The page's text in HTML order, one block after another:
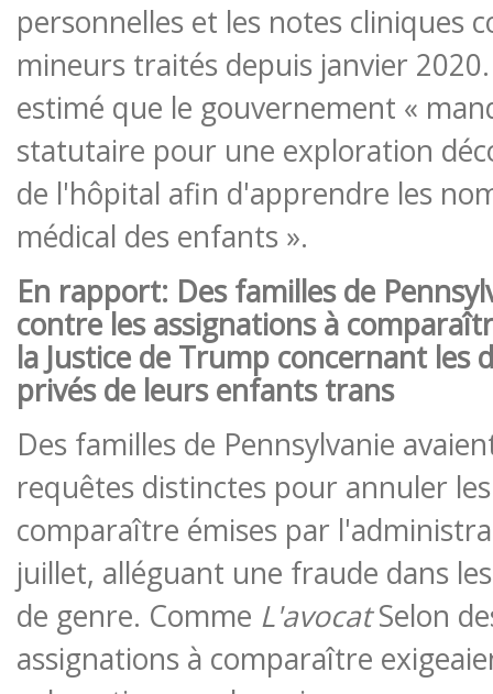
personnelles et les notes cliniques
mineurs traités depuis janvier
estimé que le gouvernement «
statutaire pour une exploration
de l'hôpital afin d'apprendre les
médical des enfants ».
En rapport: Des familles de
contre les assignations à
la Justice de Trump concernant les
privés de leurs enfants trans
Des familles de Pennsylvanie
requêtes distinctes pour annuler
comparaître émises par
juillet, alléguant une fraude dans
de genre. Comme L'avocatSelon
assignations à comparaître